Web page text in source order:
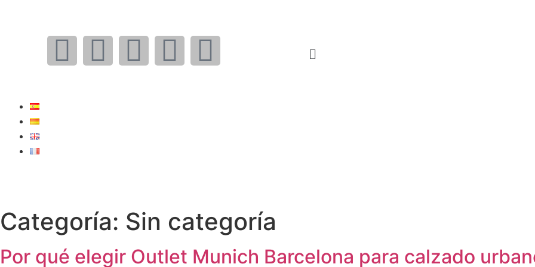
Categoría: Sin categoría
Por qué elegir Outlet Munich Barcelona para calzado